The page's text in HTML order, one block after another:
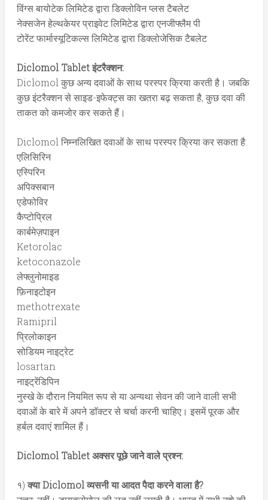
विंग्स बायोटेक लिमिटेड द्वारा डिक्लोविन प्लस टैबलेट
नेक्सजेन हेल्थकेयर प्राइवेट लिमिटेड द्वारा एनजीफ्लैम पी
टोरेंट फार्मास्यूटिकल्स लिमिटेड द्वारा डिक्लोजेसिक टैबलेट
Diclomol Tablet इंटरैक्शन:
Diclomol कुछ अन्य दवाओं के साथ परस्पर क्रिया करती है। जबकि
कुछ इंटरैक्शन से साइड-इफेक्ट्स का खतरा बढ़ सकता है, कुछ दवा की
ताकत को कमजोर कर सकते हैं।
Diclomol निम्नलिखित दवाओं के साथ परस्पर क्रिया कर सकता है:
एलिसिरिन
एस्पिरिन
अपिक्सबान
एडेफोविर
कैप्टोप्रिल
कार्बमेज़पाइन
Ketorolac
ketoconazole
लेफ्लुनोमाइड
फ़िनाइटोइन
methotrexate
Ramipril
प्रिलोकाइन
सोडियम नाइट्रेट
losartan
नाइट्रेंडिपिन
नुस्खे के दौरान नियमित रूप से या अन्यथा सेवन की जाने वाली सभी
दवाओं के बारे में अपने डॉक्टर से चर्चा करनी चाहिए। इसमें पूरक और
हर्बल दवाएं शामिल हैं।
Diclomol Tablet अक्सर पूछे जाने वाले प्रश्न:
१)क्या Diclomol व्यसनी या आदत पैदा करने वाला है?